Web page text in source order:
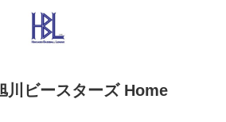
ビースターズ Home